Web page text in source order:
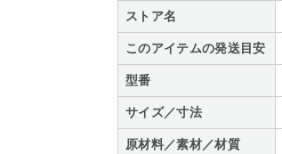
ストア名
このアイテムの発送目安
型番
サイズ／寸法
原材料／素材／材質